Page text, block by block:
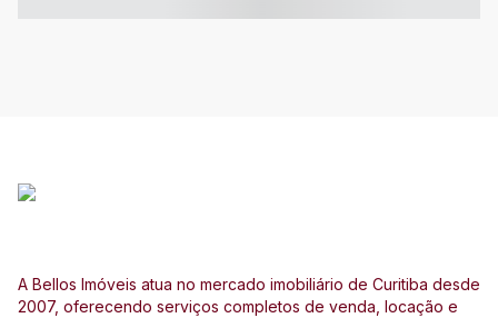
A Bellos Imóveis atua no mercado imobiliário de Curitiba desde
2007, oferecendo serviços completos de venda, locação e